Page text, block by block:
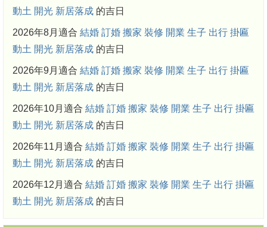
動土 開光 新居落成 的吉日
2026年8月適合 結婚 訂婚 搬家 裝修 開業 生子 出行 掛匾
動土 開光 新居落成 的吉日
2026年9月適合 結婚 訂婚 搬家 裝修 開業 生子 出行 掛匾
動土 開光 新居落成 的吉日
2026年10月適合 結婚 訂婚 搬家 裝修 開業 生子 出行 掛匾
動土 開光 新居落成 的吉日
2026年11月適合 結婚 訂婚 搬家 裝修 開業 生子 出行 掛匾
動土 開光 新居落成 的吉日
2026年12月適合 結婚 訂婚 搬家 裝修 開業 生子 出行 掛匾
動土 開光 新居落成 的吉日